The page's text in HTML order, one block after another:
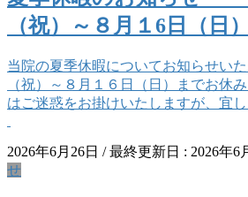
（祝）～８月１6日（日）
当院の夏季休暇についてお知らせい
（祝）～８月１６日（日）までお休
はご迷惑をお掛けいたしますが、宜
2026年6月26日 / 最終更新日 : 2026年6
せ